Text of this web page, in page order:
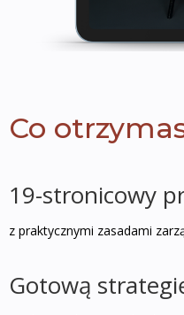
Co
19-stronicowy
z praktycznymi zasadami
Gotową